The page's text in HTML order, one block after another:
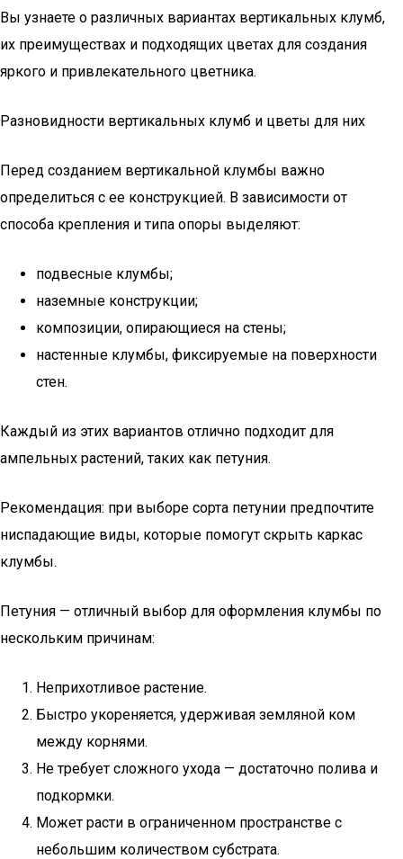
Вы узнаете о различных вариантах вертикальных клумб,
их преимуществах и подходящих цветах для создания
яркого и привлекательного цветника.
Разновидности вертикальных клумб и цветы для них
Перед созданием вертикальной клумбы важно
определиться с ее конструкцией. В зависимости от
способа крепления и типа опоры выделяют:
подвесные клумбы;
наземные конструкции;
композиции, опирающиеся на стены;
настенные клумбы, фиксируемые на поверхности
стен.
Каждый из этих вариантов отлично подходит для
ампельных растений, таких как петуния.
Рекомендация: при выборе сорта петунии предпочтите
ниспадающие виды, которые помогут скрыть каркас
клумбы.
Петуния — отличный выбор для оформления клумбы по
нескольким причинам:
Неприхотливое растение.
Быстро укореняется, удерживая земляной ком
между корнями.
Не требует сложного ухода — достаточно полива и
подкормки.
Может расти в ограниченном пространстве с
небольшим количеством субстрата.